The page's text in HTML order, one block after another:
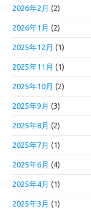
2026年2月 (2)
2026年1月 (2)
2025年12月 (1)
2025年11月 (1)
2025年10月 (2)
2025年9月 (3)
2025年8月 (2)
2025年7月 (1)
2025年6月 (4)
2025年4月 (1)
2025年3月 (1)